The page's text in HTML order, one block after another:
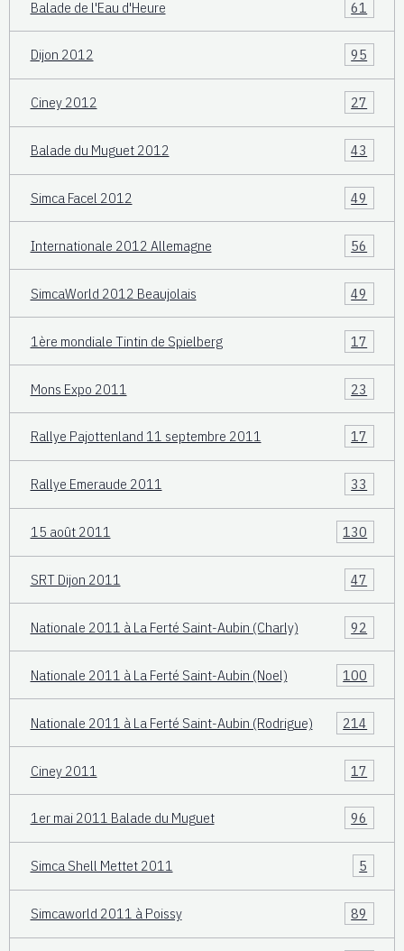
Balade de l'Eau d'Heure 61
Dijon 2012 95
Ciney 2012 27
Balade du Muguet 2012 43
Simca Facel 2012 49
Internationale 2012 Allemagne 56
SimcaWorld 2012 Beaujolais 49
1ère mondiale Tintin de Spielberg 17
Mons Expo 2011 23
Rallye Pajottenland 11 septembre 2011 17
Rallye Emeraude 2011 33
15 août 2011 130
SRT Dijon 2011 47
Nationale 2011 à La Ferté Saint-Aubin (Charly) 92
Nationale 2011 à La Ferté Saint-Aubin (Noel) 100
Nationale 2011 à La Ferté Saint-Aubin (Rodrigue) 214
Ciney 2011 17
1er mai 2011 Balade du Muguet 96
Simca Shell Mettet 2011 5
Simcaworld 2011 à Poissy 89